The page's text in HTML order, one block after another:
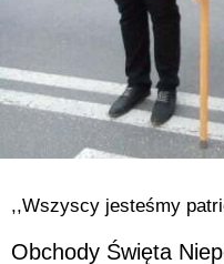
,,Wszyscy jesteśmy
Obchody Święta